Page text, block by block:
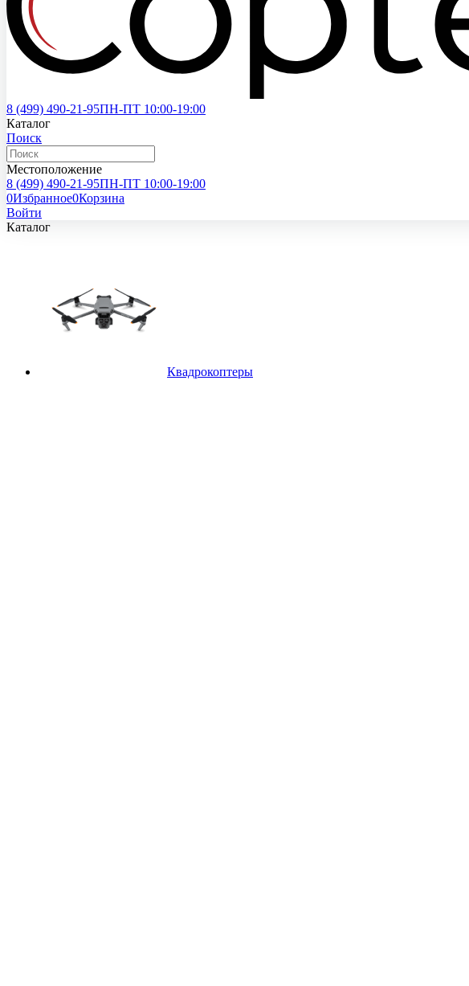
8 (499) 490-21-95ПН-ПТ 10:00-19:00
Каталог
Поиск
Местоположение
8 (499) 490-21-95ПН-ПТ 10:00-19:00
0Избранное0Корзина
Войти
Каталог
Квадрокоптеры